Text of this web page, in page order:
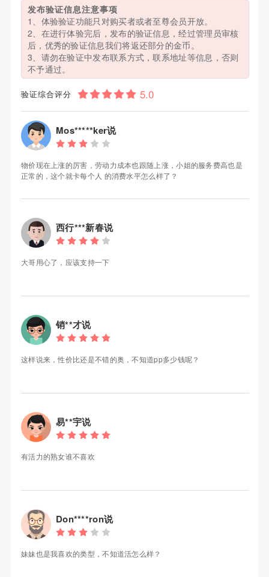
发布验证信息注意事项
1、体验验证功能只对购买者或者至尊会员开放。
2、在进行体验完后，发布的验证信息，经过管理员审核
后，优秀的验证信息我们将返还部分的金币。
3、请勿在验证中发布联系方式，联系地址等信息，否则
不予通过。
验证综合评分
Mos*****ker说
物价现在上涨的厉害，劳动力成本也跟随上涨，小姐的服务费高也是
正常的，这个就卡每个人 的消费水平怎么样了？
西行***新春说
大哥用心了，应该支持一下
销**才说
这样说来，性价比还是不错的奥，不知道pp多少钱呢？
易**宇说
有活力的熟女谁不喜欢
Don****ron说
妹妹也是我喜欢的类型，不知道活怎么样？